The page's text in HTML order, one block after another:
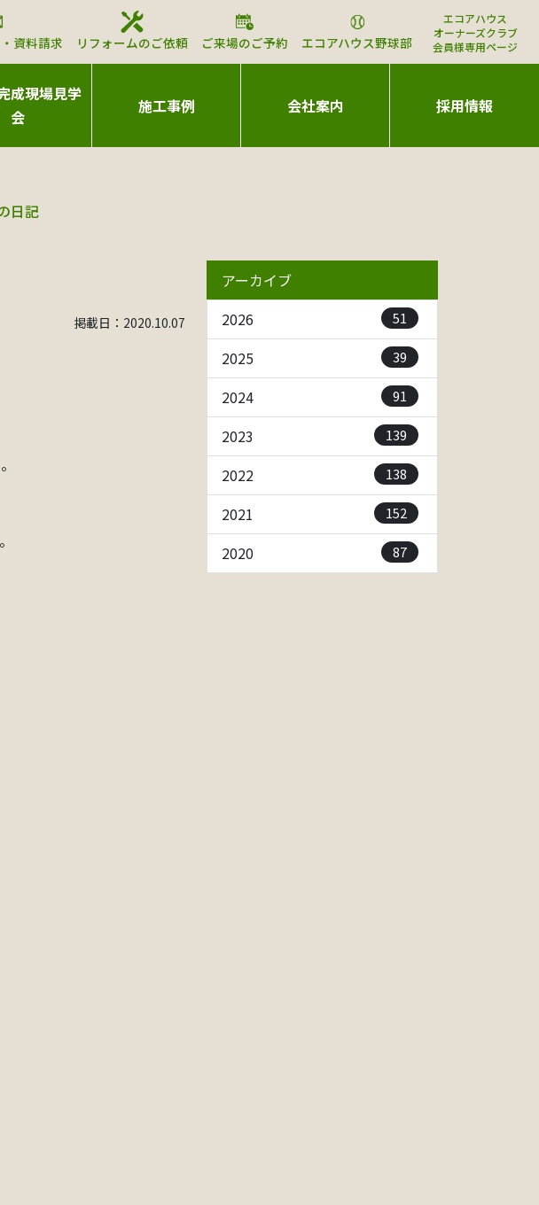
資料請求 リフォームのご依頼 ご来場のご予約 エコアハウス野球部
エコアハウス
オーナーズクラブ
会員様専用ページ
成現場見学
会
施工事例 会社案内 採用情報
日記
掲載日：2020.10.07
アーカイブ
2026
51
2025 39
2024 91
2023 139
2022 138
2021 152
2020 87